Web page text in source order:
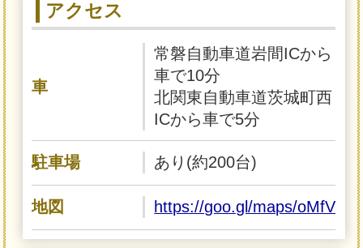
アクセス
車
常磐自動車道岩間ICから
車で10分
北関東自動車道茨城町西
ICから車で5分
駐車場 あり(約200台)
地図 https://goo.gl/maps/